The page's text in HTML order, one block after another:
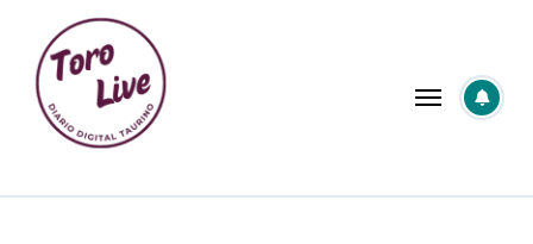
contenido